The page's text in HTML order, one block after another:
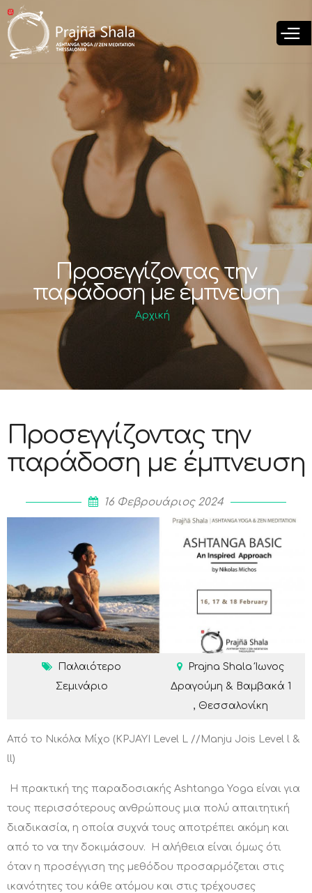
προς το
κυρίως
περιεχόμενο
Προσεγγίζοντας την
παράδοση με έμπνευση
Αρχική
Προσεγγίζοντας την
παράδοση με έμπνευση
16 Φεβρουάριος 2024
Παλαιότερο
Σεμινάριο
Prajna Shala Ίωνος
Δραγούμη & Βαμβακά 1
, Θεσσαλονίκη
Από το Νικόλα Μίχο (KPJAYI Level L //Manju Jois Level l &
ll)
Η πρακτική της παραδοσιακής Ashtanga Yoga είναι για
τους περισσότερους ανθρώπους μια πολύ απαιτητική
διαδικασία, η οποία συχνά τους αποτρέπει ακόμη και
από το να την δοκιμάσουν. Η αλήθεια είναι όμως ότι
όταν η προσέγγιση της μεθόδου προσαρμόζεται στις
ικανότητες του κάθε ατόμου και στις τρέχουσες